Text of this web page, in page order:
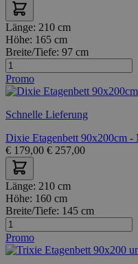
Länge: 210 cm
Höhe: 165 cm
Breite/Tiefe: 97 cm
Promo
Schnelle Lieferung
Dixie Etagenbett 90x200cm -
€ 179,00 € 257,00
Länge: 210 cm
Höhe: 160 cm
Breite/Tiefe: 145 cm
Promo